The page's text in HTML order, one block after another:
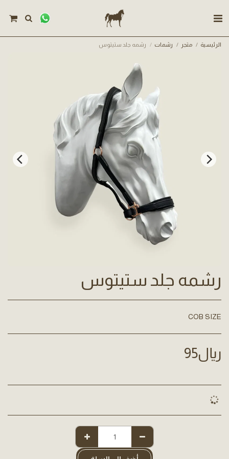
الرئيسية متجر رشمات رشمه جلد ستيتوس
رشمه جلد ستيتوس
COB SIZE
﷼95